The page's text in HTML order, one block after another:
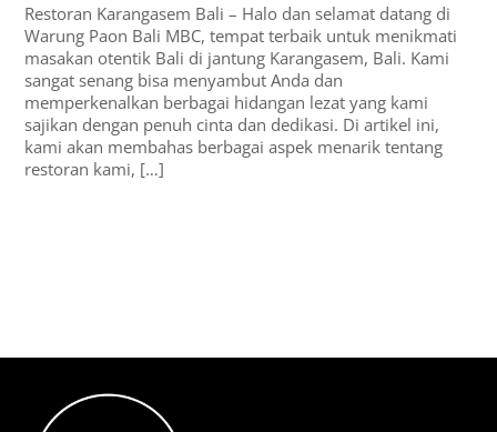
Restoran Karangasem Bali – Halo dan selamat datang di
Warung Paon Bali MBC, tempat terbaik untuk menikmati
masakan otentik Bali di jantung Karangasem, Bali. Kami
sangat senang bisa menyambut Anda dan
memperkenalkan berbagai hidangan lezat yang kami
sajikan dengan penuh cinta dan dedikasi. Di artikel ini,
kami akan membahas berbagai aspek menarik tentang
restoran kami, […]